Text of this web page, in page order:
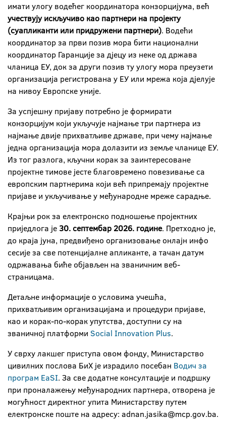
имати улогу водећег координатора конзорцијума, већ
учествују искључиво као партнери на пројекту
(суапликанти или придружени партнери). Водећи
координатор за први позив мора бити национални
координатор Гаранције за дјецу из неке од држава
чланица ЕУ, док за други позив ту улогу мора преузети
организација регистрована у ЕУ или мрежа која дјелује
на нивоу Европске уније.
За успјешну пријаву потребно је формирати
конзорцијум који укључује најмање три партнера из
најмање двије прихватљиве државе, при чему најмање
једна организација мора долазити из земље чланице ЕУ.
Из тог разлога, кључни корак за заинтересоване
пројектне тимове јесте благовремено повезивање са
европским партнерима који већ припремају пројектне
пријаве и укључивање у међународне мреже сарадње.
Крајњи рок за електронско подношење пројектних
приједлога је30. септембар 2026. године. Претходно је,
до краја јуна, предвиђено организовање онлајн инфо
сесије за све потенцијалне апликанте, а тачан датум
одржавања биће објављен на званичним веб-
страницама.
Детаљне информације о условима учешћа,
прихватљивим организацијама и процедури пријаве,
као и корак-по-корак упутства, доступни су на
званичној платформи Social Innovation Plus.
У сврху лакшег приступа овом фонду, Министарство
цивилних послова БиХ је израдило посебан Водич за
програм EaSI. За све додатне консултације и подршку
при проналажењу међународних партнера, отворена је
могућност директног упита Министарству путем
електронске поште на адресу: adnan.jasika@mcp.gov.ba.